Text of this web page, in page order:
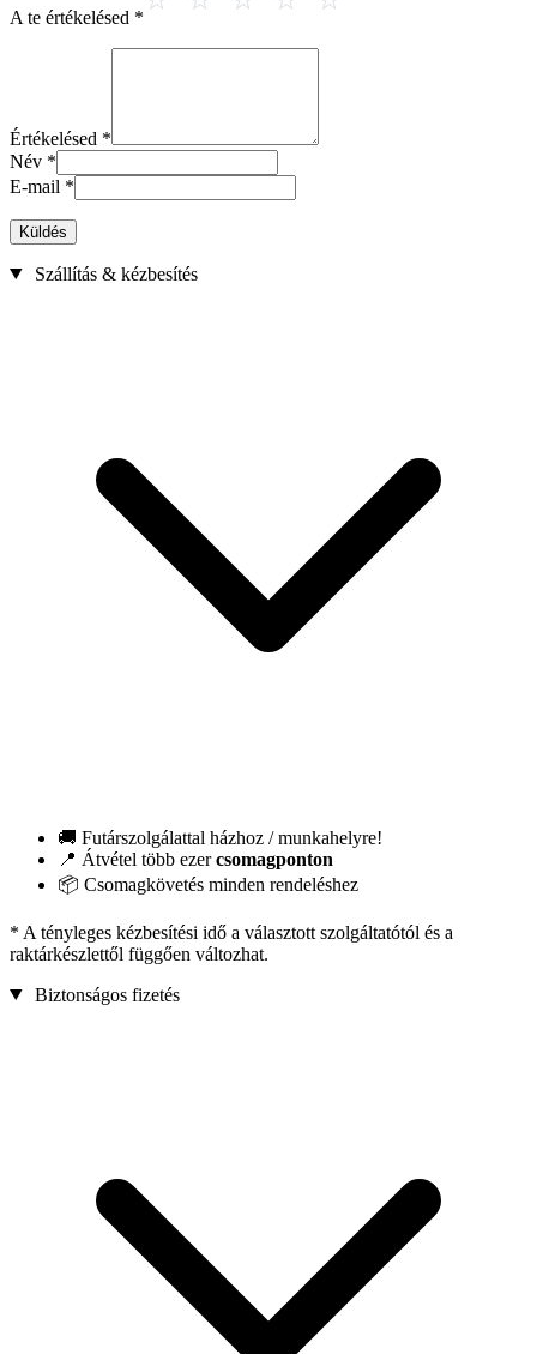
A te értékelésed *
Értékelésed *
Név *
E-mail *
Küldés
Szállítás & kézbesítés
🚚 Futárszolgálattal házhoz / munkahelyre!
📍 Átvétel több ezercsomagponton
📦 Csomagkövetés minden rendeléshez
* A tényleges kézbesítési idő a választott szolgáltatótól és a
raktárkészlettől függően változhat.
Biztonságos fizetés